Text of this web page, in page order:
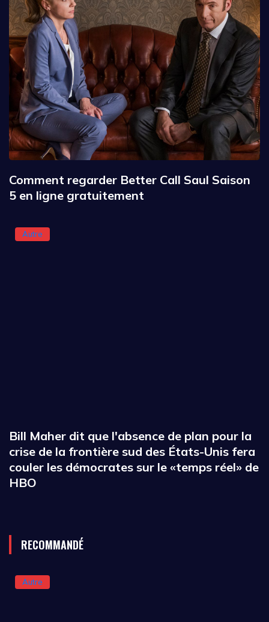
Comment regarder Better Call Saul Saison
5 en ligne gratuitement
Autre
Bill Maher dit que l'absence de plan pour la
crise de la frontière sud des États-Unis fera
couler les démocrates sur le «temps réel» de
HBO
RECOMMANDÉ
Autre